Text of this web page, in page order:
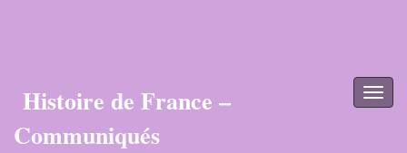
Histoire de France –
Communiqués